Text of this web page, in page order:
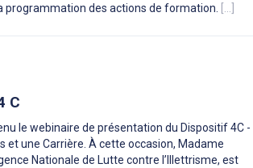
programmation des actions de formation. [...]
C
le webinaire de présentation du Dispositif 4C -
et une Carrière. À cette occasion, Madame
Nationale de Lutte contre l’Illettrisme, est